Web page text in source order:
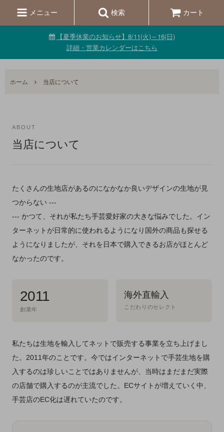
メニュー 検索 カート
【夏季休業のお知らせ】8/11(火)～16(日)
詳細・営業カレンダーはこちら
ホーム 当店について
ABOUT
当店について
たくさんの生地店があるのになかなか良いデザインの生地が見
つからない ---
--- かつて、それが私たち手芸愛好家の大きな悩みでした。イン
ターネットが日常的に使われるようになり国外の商品も探せる
ようになりましたが、それを日本で購入できるお店がほとんど
なかったのです。
2011
創業年
海外直輸入
こだわりのセレクト
私たちは生地を輸入してネットで販売する事業を立ち上げまし
た。2011年のことです。今ではインターネットで手芸生地を購
入するのは珍しいことではありませんが、当時はまだまだ実際
の店舗で購入するのが主流でした。ECサイトが増えていく中、
手芸店のEC化は遅れていたのです。